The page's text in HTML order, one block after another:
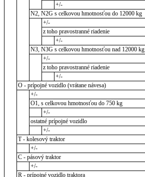
+/-
N2, N2G s celkovou hmotnosťou do 12000 kg
+/-
z toho pravostranné riadenie
+/-
N3, N3G s celkovou hmotnosťou nad 12000 kg
+/-
z toho pravostranné riadenie
+/-
O - prípojné vozidlo (vrátane návesa)
+/-
O1, s celkovou hmotnosťou do 750 kg
+/-
ostatné prípojné vozidlo
+/-
T - kolesový traktor
+/-
C - pásový traktor
+/-
R - prípojné vozidlo traktora